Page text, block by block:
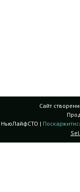
Сайт
НьюЛайфСТО |